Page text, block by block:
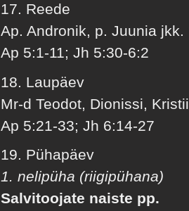
17. Reede
Ap. Andronik, p. Juunia jkk.
Ap 5:1-11; Jh 5:30-6:2
18. Laupäev
Mr-d Teodot, Dionissi,
Ap 5:21-33; Jh 6:14-27
19. Pühapäev
1. nelipüha (riigipühana)
Salvitoojate naiste pp.